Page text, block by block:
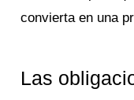
convierta en una
Las